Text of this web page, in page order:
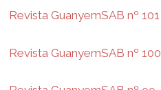
Revista GuanyemSAB nº 101
Revista GuanyemSAB nº 100